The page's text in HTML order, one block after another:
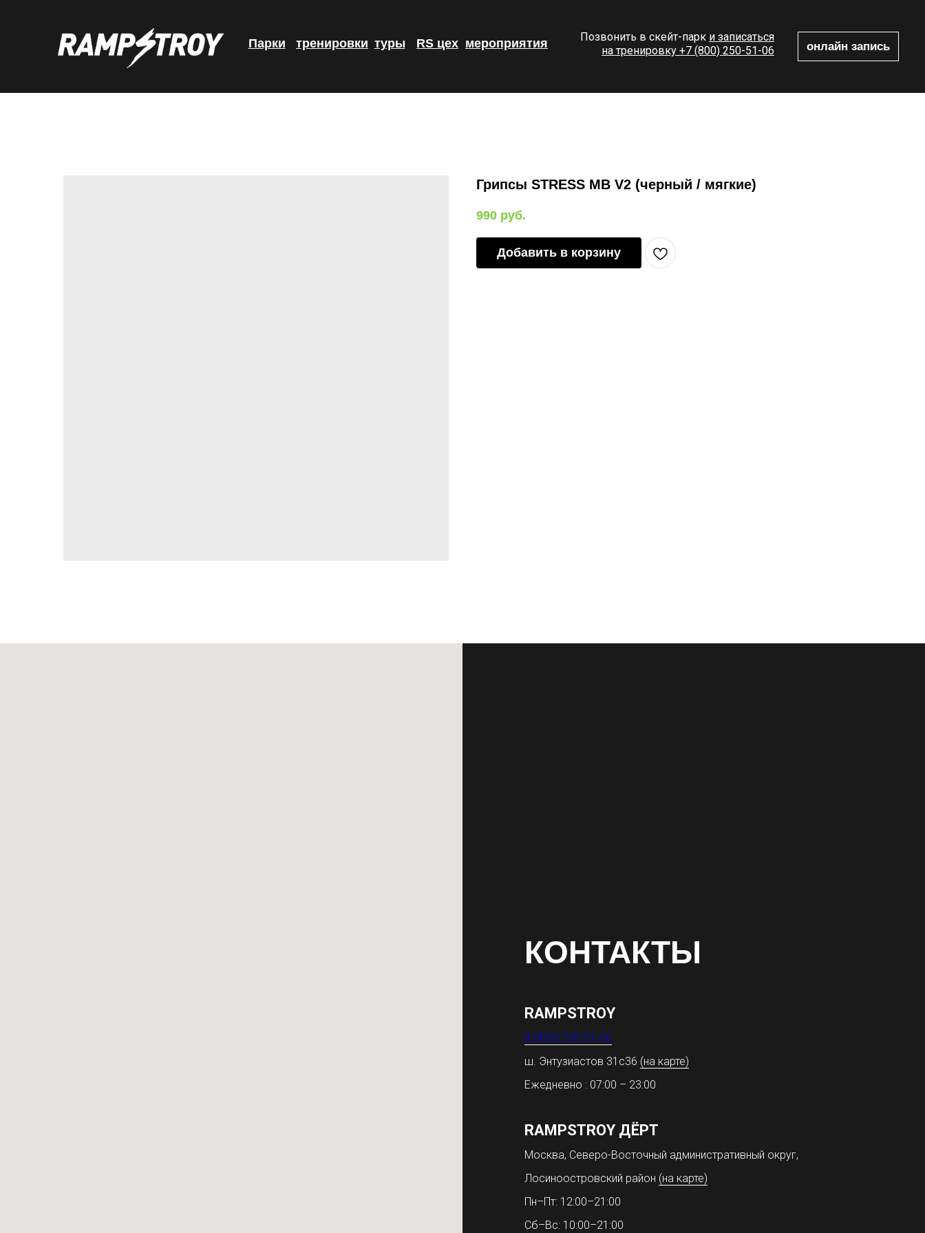
Парки туры
тренировки RS цех онлайн запись
Позвонить в скейт-парк и записаться
на тренировку +7 (800) 250-51-06
мероприятия
Грипсы STRESS MB V2 (черный / мягкие)
990 руб.
Добавить в корзину
КОНТАКТЫ
RAMPSTROY
8 (800) 250-51-06
ш. Энтузиастов 31с36 (на карте)
Ежедневно : 07:00 – 23:00
RAMPSTROY ДЁРТ
Москва, Северо-Восточный административный округ,
Лосиноостровский район (на карте)
Пн–Пт: 12:00–21:00
Сб–Вс: 10:00–21:00